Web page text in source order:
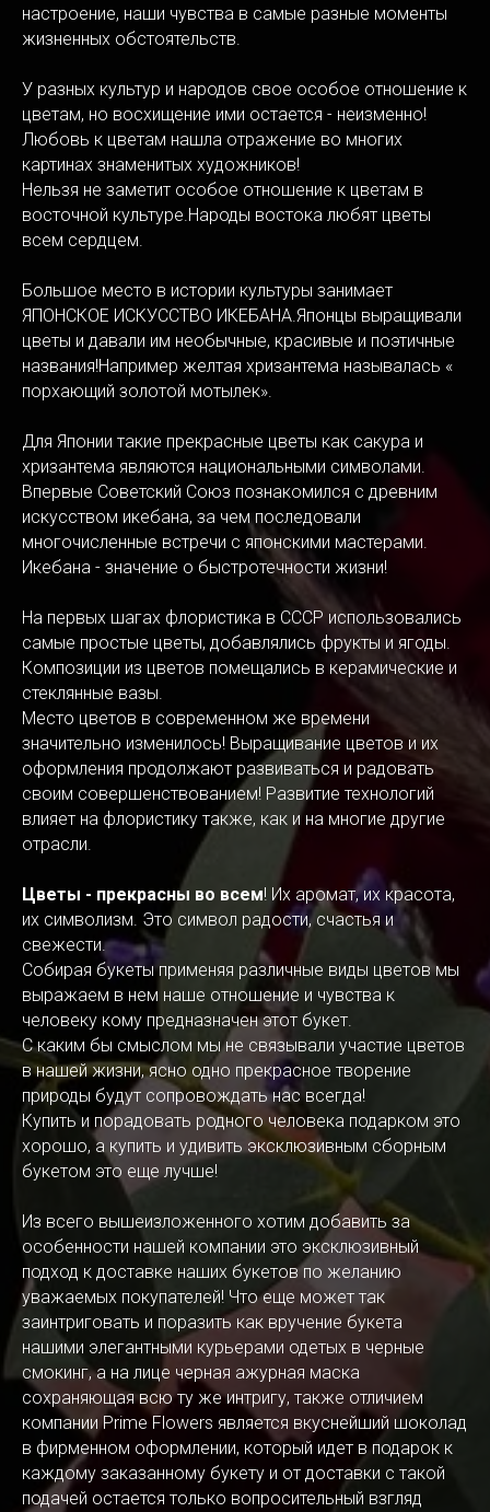
настроение, наши чувства в самые разные моменты
жизненных обстоятельств.
У разных культур и народов свое особое отношение к
цветам, но восхищение ими остается - неизменно!
Любовь к цветам нашла отражение во многих
картинах знаменитых художников!
Нельзя не заметит особое отношение к цветам в
восточной культуре.Народы востока любят цветы
всем сердцем.
Большое место в истории культуры занимает
ЯПОНСКОЕ ИСКУССТВО ИКЕБАНА.Японцы выращивали
цветы и давали им необычные, красивые и поэтичные
названия!Например желтая хризантема называлась «
порхающий золотой мотылек».
Для Японии такие прекрасные цветы как сакура и
хризантема являются национальными символами.
Впервые Советский Союз познакомился с древним
искусством икебана, за чем последовали
многочисленные встречи с японскими мастерами.
Икебана - значение о быстротечности жизни!
На первых шагах флористика в СССР использовались
самые простые цветы, добавлялись фрукты и ягоды.
Композиции из цветов помещались в керамические и
стеклянные вазы.
Место цветов в современном же времени
значительно изменилось! Выращивание цветов и их
оформления продолжают развиваться и радовать
своим совершенствованием! Развитие технологий
влияет на флористику также, как и на многие другие
отрасли.
Цветы - прекрасны во всем! Их аромат, их красота,
их символизм. Это символ радости, счастья и
свежести.
Собирая букеты применяя различные виды цветов мы
выражаем в нем наше отношение и чувства к
человеку кому предназначен этот букет.
С каким бы смыслом мы не связывали участие цветов
в нашей жизни, ясно одно прекрасное творение
природы будут сопровождать нас всегда!
Купить и порадовать родного человека подарком это
хорошо, а купить и удивить эксклюзивным сборным
букетом это еще лучше!
Из всего вышеизложенного хотим добавить за
особенности нашей компании это эксклюзивный
подход к доставке наших букетов по желанию
уважаемых покупателей! Что еще может так
заинтриговать и поразить как вручение букета
нашими элегантными курьерами одетых в черные
смокинг, а на лице черная ажурная маска
сохраняющая всю ту же интригу, также отличием
компании Prime Flowers является вкуснейший шоколад
в фирменном оформлении, который идет в подарок к
каждому заказанному букету и от доставки с такой
подачей остается только вопросительный взгляд